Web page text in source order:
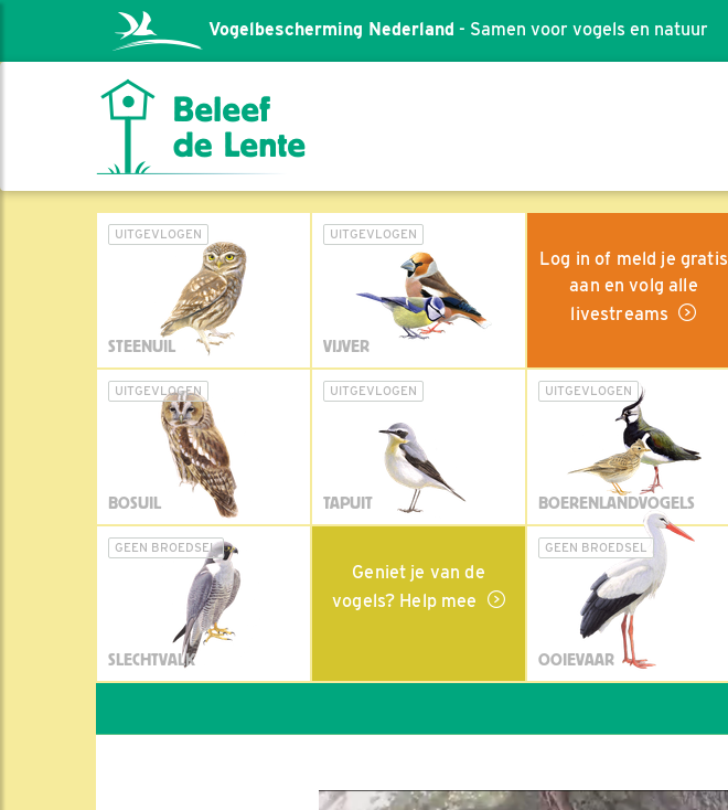
Vogelbescherming Nederland - Samen voor vogels en natuur
UITGEVLOGEN
STEENUIL
UITGEVLOGEN
VIJVER
Log in of meld je gratis
aan en volg alle
livestreams
UITGEVLOGEN
BOSUIL
UITGEVLOGEN
TAPUIT
UITGEVLOGEN
BOERENLANDVOGELS
GEEN BROEDSEL
SLECHTVALK
Geniet je van de
vogels? Help mee
GEEN BROEDSEL
OOIEVAAR